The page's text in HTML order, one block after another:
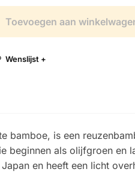
Toevoegen aan
Wenslijst +
bamboe, is een
beginnen als olijfgroen
en heeft een licht